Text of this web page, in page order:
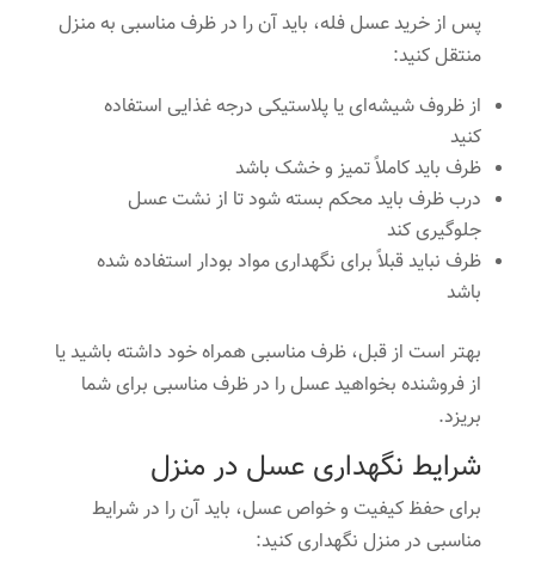
پس از خرید عسل فله، باید آن را در ظرف مناسبی به منزل
منتقل کنید:
از ظروف شیشه‌ای یا پلاستیکی درجه غذایی استفاده
کنید
ظرف باید کاملاً تمیز و خشک باشد
درب ظرف باید محکم بسته شود تا از نشت عسل
جلوگیری کند
ظرف نباید قبلاً برای نگهداری مواد بودار استفاده شده
باشد
بهتر است از قبل، ظرف مناسبی همراه خود داشته باشید یا
از فروشنده بخواهید عسل را در ظرف مناسبی برای شما
بریزد.
شرایط نگهداری عسل در منزل
برای حفظ کیفیت و خواص عسل، باید آن را در شرایط
مناسبی در منزل نگهداری کنید: